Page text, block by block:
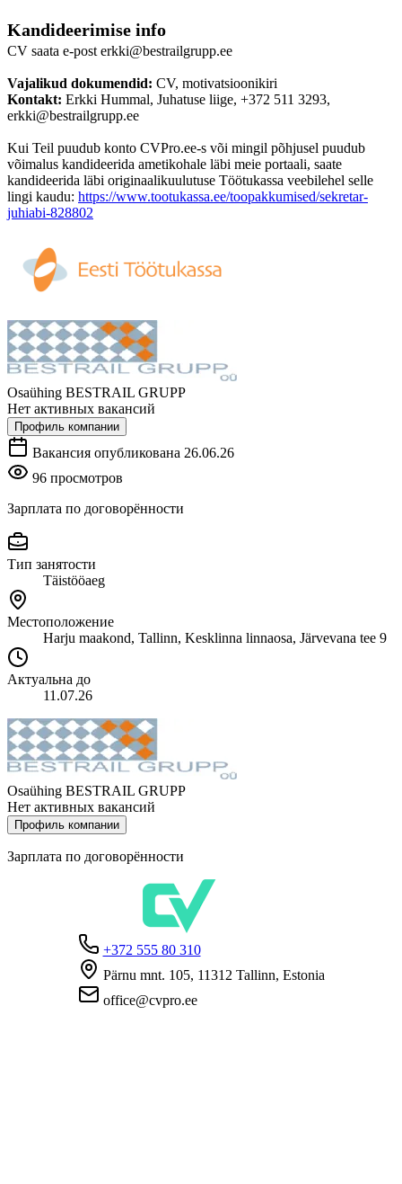
Kandideerimise info
CV saata e-post erkki@bestrailgrupp.ee
Vajalikud dokumendid: CV, motivatsioonikiri
Kontakt: Erkki Hummal, Juhatuse liige, +372 511 3293,
erkki@bestrailgrupp.ee
Kui Teil puudub konto CVPro.ee-s või mingil põhjusel puudub
võimalus kandideerida ametikohale läbi meie portaali, saate
kandideerida läbi originaalikuulutuse Töötukassa veebilehel selle
lingi kaudu: https://www.tootukassa.ee/toopakkumised/sekretar-
juhiabi-828802
Osaühing BESTRAIL GRUPP
Нет активных вакансий
Профиль компании
Вакансия опубликована 26.06.26
96 просмотров
Зарплата по договорённости
Тип занятости
Täistööaeg
Местоположение
Harju maakond, Tallinn, Kesklinna linnaosa, Järvevana tee 9
Актуальна до
11.07.26
Osaühing BESTRAIL GRUPP
Нет активных вакансий
Профиль компании
Зарплата по договорённости
+372 555 80 310
Pärnu mnt. 105, 11312 Tallinn, Estonia
office@cvpro.ee